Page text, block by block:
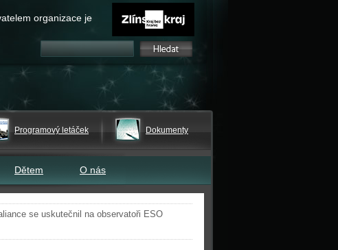
organizace je
Programový letáček Dokumenty
Dětem O nás
se uskutečnil na observatoři ESO